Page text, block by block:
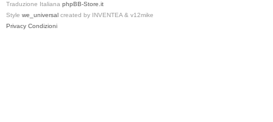
Traduzione Italiana phpBB-Store.it
Style we_universal created by INVENTEA & v12mike
Privacy Condizioni